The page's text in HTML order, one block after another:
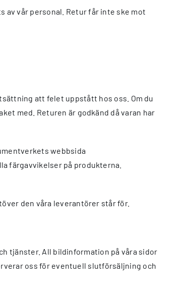
av vår personal. Retur får inte ske mot
att felet uppstått hos oss. Om du
med. Returen är godkänd då varan har
webbsida
färgavvikelser på produkterna.
den våra leverantörer står för.
tjänster. All bildinformation på våra sidor
oss för eventuell slutförsäljning och